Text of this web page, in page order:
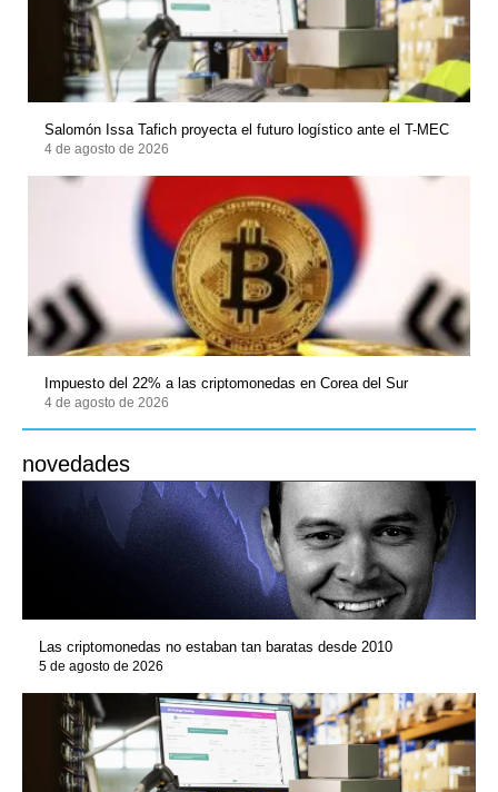
Salomón Issa Tafich proyecta el futuro logístico ante el T-MEC
4 de agosto de 2026
Impuesto del 22% a las criptomonedas en Corea del Sur
4 de agosto de 2026
novedades
Las criptomonedas no estaban tan baratas desde 2010
5 de agosto de 2026